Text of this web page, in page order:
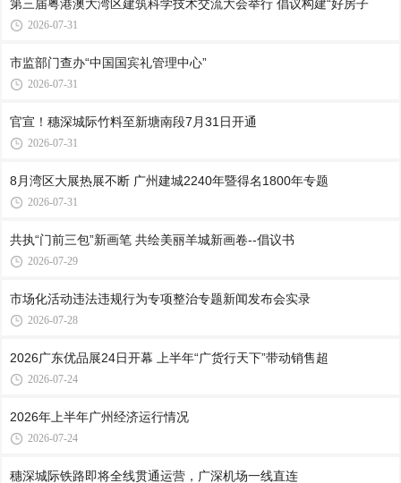
第三届粤港澳大湾区建筑科学技术交流大会举行 倡议构建“好房子
2026-07-31
市监部门查办“中国国宾礼管理中心”
2026-07-31
官宣！穗深城际竹料至新塘南段7月31日开通
2026-07-31
8月湾区大展热展不断 广州建城2240年暨得名1800年专题
2026-07-31
共执“门前三包”新画笔 共绘美丽羊城新画卷--倡议书
2026-07-29
市场化活动违法违规行为专项整治专题新闻发布会实录
2026-07-28
2026广东优品展24日开幕 上半年“广货行天下”带动销售超
2026-07-24
2026年上半年广州经济运行情况
2026-07-24
穗深城际铁路即将全线贯通运营，广深机场一线直连